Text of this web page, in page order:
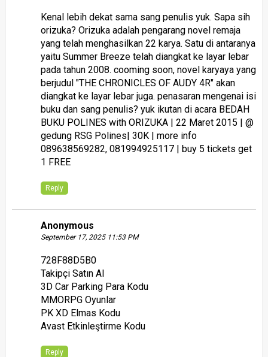
Kenal lebih dekat sama sang penulis yuk. Sapa sih
orizuka? Orizuka adalah pengarang novel remaja
yang telah menghasilkan 22 karya. Satu di antaranya
yaitu Summer Breeze telah diangkat ke layar lebar
pada tahun 2008. cooming soon, novel karyaya yang
berjudul "THE CHRONICLES OF AUDY 4R" akan
diangkat ke layar lebar juga. penasaran mengenai isi
buku dan sang penulis? yuk ikutan di acara BEDAH
BUKU POLINES with ORIZUKA | 22 Maret 2015 | @
gedung RSG Polines| 30K | more info
089638569282, 081994925117 | buy 5 tickets get
1 FREE
Reply
Anonymous
September 17, 2025 11:53 PM
728F88D5B0
Takipçi Satın Al
3D Car Parking Para Kodu
MMORPG Oyunlar
PK XD Elmas Kodu
Avast Etkinleştirme Kodu
Reply